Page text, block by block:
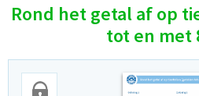
Rond het getal af op
tot en met